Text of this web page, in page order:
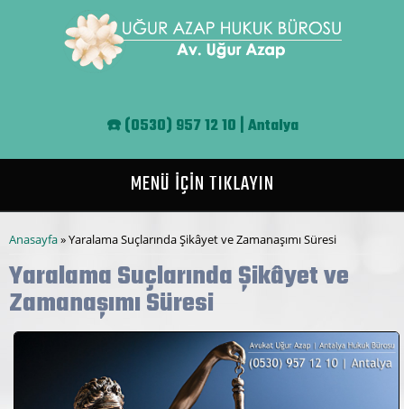
☎️(0530) 957 12 10 | Antalya
MENÜ İÇİN TIKLAYIN
Buradasınız
Anasayfa» Yaralama Suçlarında Şikâyet ve Zamanaşımı Süresi
Yaralama Suçlarında Şikâyet ve
Zamanaşımı Süresi